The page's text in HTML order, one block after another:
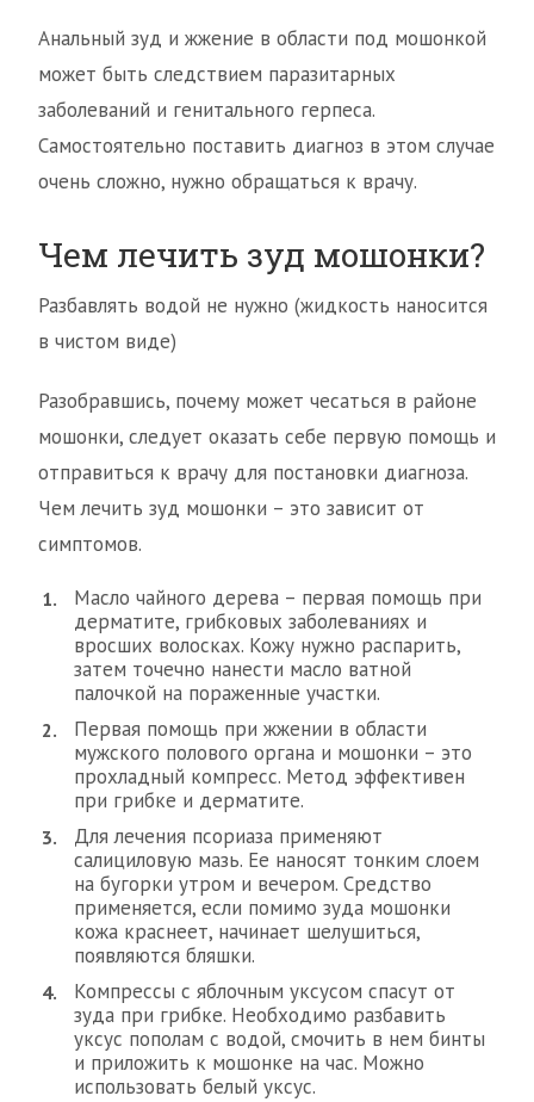
Анальный зуд и жжение в области под мошонкой
может быть следствием паразитарных
заболеваний и генитального герпеса.
Самостоятельно поставить диагноз в этом случае
очень сложно, нужно обращаться к врачу.
Чем лечить зуд мошонки?
Разбавлять водой не нужно (жидкость наносится
в чистом виде)
Разобравшись, почему может чесаться в районе
мошонки, следует оказать себе первую помощь и
отправиться к врачу для постановки диагноза.
Чем лечить зуд мошонки – это зависит от
симптомов.
Масло чайного дерева – первая помощь при
дерматите, грибковых заболеваниях и
вросших волосках. Кожу нужно распарить,
затем точечно нанести масло ватной
палочкой на пораженные участки.
Первая помощь при жжении в области
мужского полового органа и мошонки – это
прохладный компресс. Метод эффективен
при грибке и дерматите.
Для лечения псориаза применяют
салициловую мазь. Ее наносят тонким слоем
на бугорки утром и вечером. Средство
применяется, если помимо зуда мошонки
кожа краснеет, начинает шелушиться,
появляются бляшки.
Компрессы с яблочным уксусом спасут от
зуда при грибке. Необходимо разбавить
уксус пополам с водой, смочить в нем бинты
и приложить к мошонке на час. Можно
использовать белый уксус.